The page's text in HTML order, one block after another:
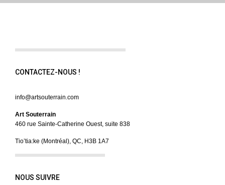
CONTACTEZ-NOUS !
info@artsouterrain.com
Art Souterrain
460 rue Sainte-Catherine Ouest, suite 838
Tio’tia:ke (Montréal), QC, H3B 1A7
NOUS SUIVRE